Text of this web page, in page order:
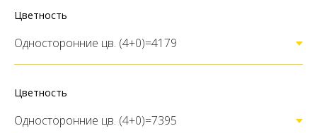
Цветность
Цветность